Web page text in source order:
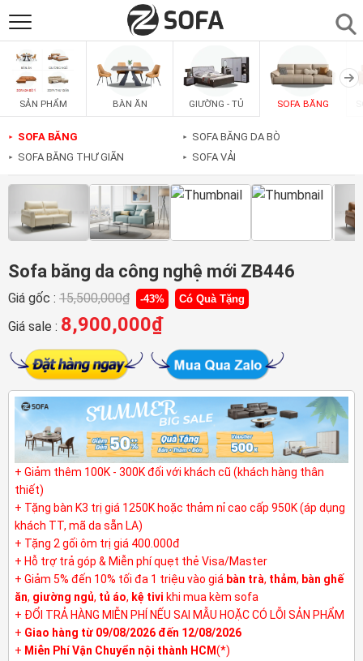
SẢN PHẨM
SOFAS
PHÒNG ĂN
PHÒNG NGỦ ▼
PHÒNG KHÁCH
SẢN PHẨM BÀN ĂN GIƯỜNG - TỦ SOFA BĂNG
► SOFA BĂNG
► SOFA BĂNG THƯ GIÃN
► SOFA BĂNG DA BÒ
► SOFA VẢI
Sofa băng da công nghệ mới ZB446
Giá gốc : 15,500,000₫ -43% Có Quà Tặng
Giá sale : 8,900,000₫
+ Giảm thêm 100K - 300K đối với khách cũ (khách hàng thân
thiết)
+ Tặng bàn K3 trị giá 1250K hoặc thảm nỉ cao cấp 950K (áp dụng
khách TT, mã da sẵn LA)
+ Tặng 2 gối ôm trị giá 400.000đ
+ Hỗ trợ trả góp & Miễn phí quẹt thẻ Visa/Master
+ Giảm 5% đến 10% tối đa 1 triệu vào giá bàn trà, thảm, bàn ghế
ăn, giường ngủ, tủ áo, kệ tivi khi mua kèm sofa
+ ĐỔI TRẢ HÀNG MIỄN PHÍ NẾU SAI MẪU HOẶC CÓ LỖI SẢN PHẨM
+ Giao hàng từ 09/08/2026 đến 12/08/2026
+ Miễn Phí Vận Chuyển nội thành HCM(*)